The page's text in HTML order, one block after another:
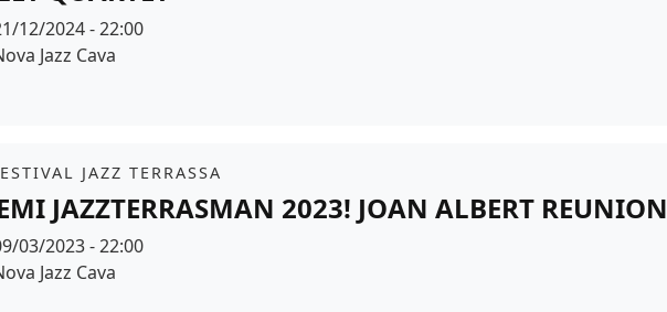
12/2024 - 22:00
Jazz Cava
JAZZ TERRASSA
JAZZTERRASMAN 2023! JOAN ALBERT REUNION
03/2023 - 22:00
Jazz Cava